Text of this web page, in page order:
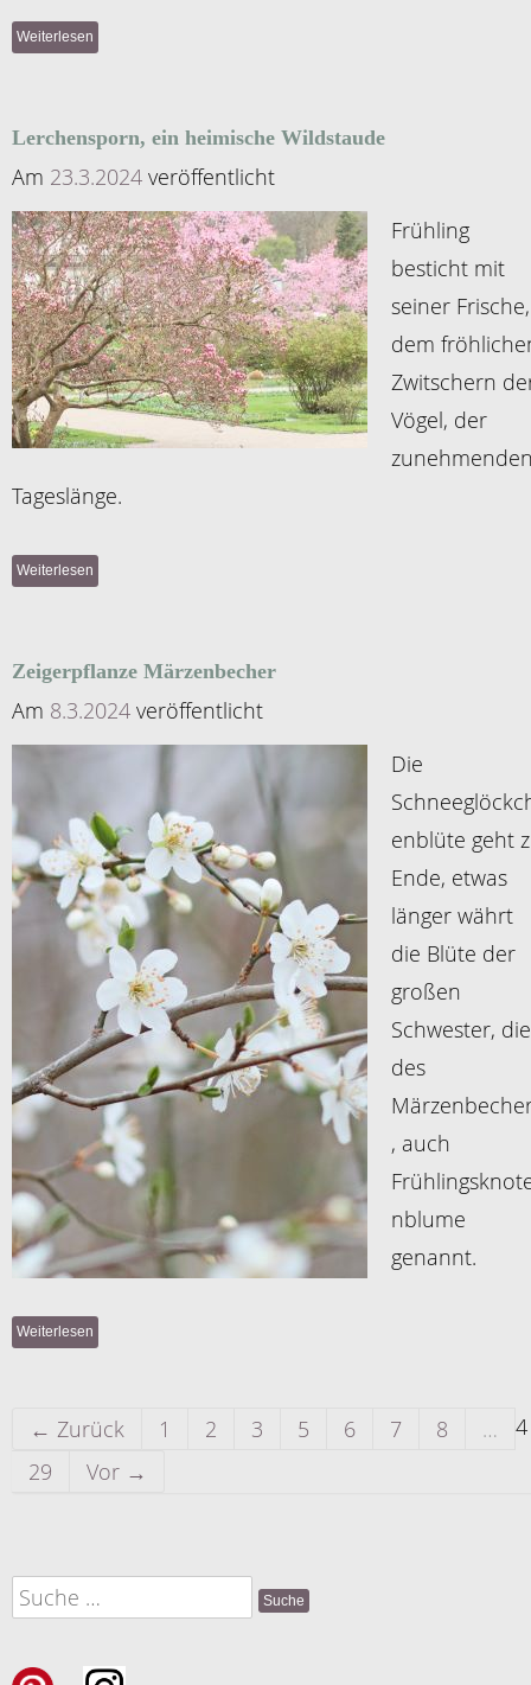
Weiterlesen
Lerchensporn, ein heimische Wildstaude
Am 23.3.2024 veröffentlicht
Frühling
besticht mit
seiner Frische,
dem
Zwitschern
Vögel, der
Tageslänge.
Weiterlesen
Zeigerpflanze Märzenbecher
Am 8.3.2024 veröffentlicht
Die
enblüte geht
Ende, etwas
länger währt
die Blüte der
großen
Schwester, die
des
, auch
nblume
genannt.
Weiterlesen
← Zurück 1 2 3 4
5 6 7 8
…
29
Vor →
Suche
nach: